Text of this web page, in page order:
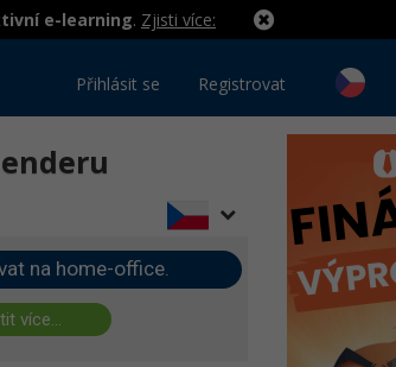
e-learning. Zjisti více:
Přihlásit se Registrovat
na home-office.
více...